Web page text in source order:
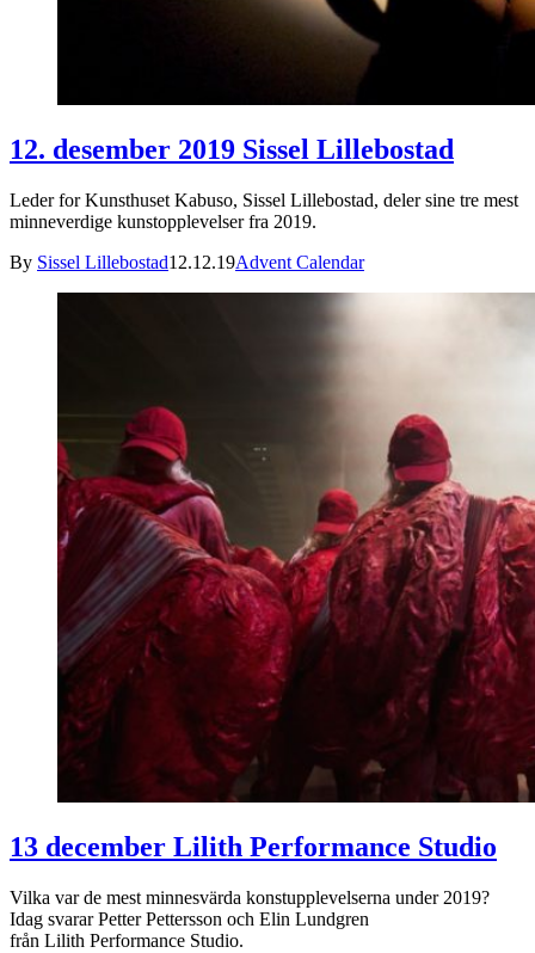
12. desember 2019 Sissel Lillebostad
Leder for Kunsthuset Kabuso, Sissel Lillebostad, deler sine tre mest
minneverdige kunstopplevelser fra 2019.
By Sissel Lillebostad12.12.19Advent Calendar
13 december Lilith Performance Studio
Vilka var de mest minnesvärda konstupplevelserna under 2019?
Idag svarar Petter Pettersson och Elin Lundgren
från Lilith Performance Studio.